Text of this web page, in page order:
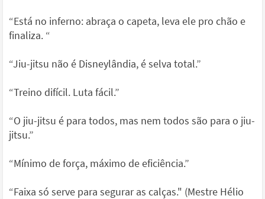
“Está no inferno: abraça o capeta, leva ele pro chão e
finaliza. “
“Jiu-jitsu não é Disneylândia, é selva total.”
“Treino difícil. Luta fácil.”
“O jiu-jitsu é para todos, mas nem todos são para o jiu-
jitsu.”
“Mínimo de força, máximo de eficiência.”
“Faixa só serve para segurar as calças." (Mestre Hélio